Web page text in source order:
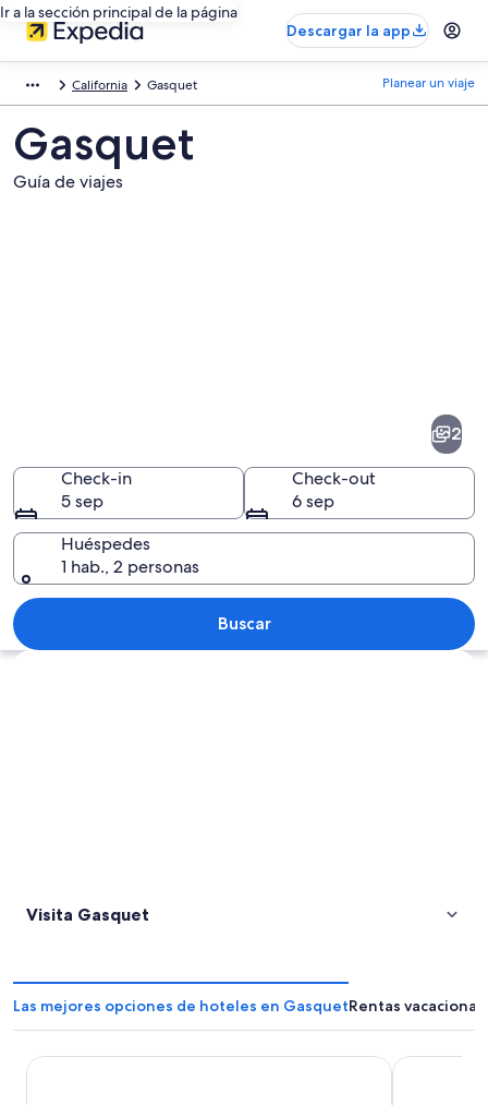
Ir a la sección principal de la página
Descargar la app
California Gasquet Planear un viaje
Gasquet
Guía de viajes
Una bicicleta con un bolso amarillo
2
Check-in
5 sep
Check-out
6 sep
Huéspedes
1 hab., 2 personas
Buscar
Explorar mapa
Visita Gasquet
Las mejores opciones de hoteles en GasquetRentas
Who says you need to rough it to explore the outdoors?
'Elve